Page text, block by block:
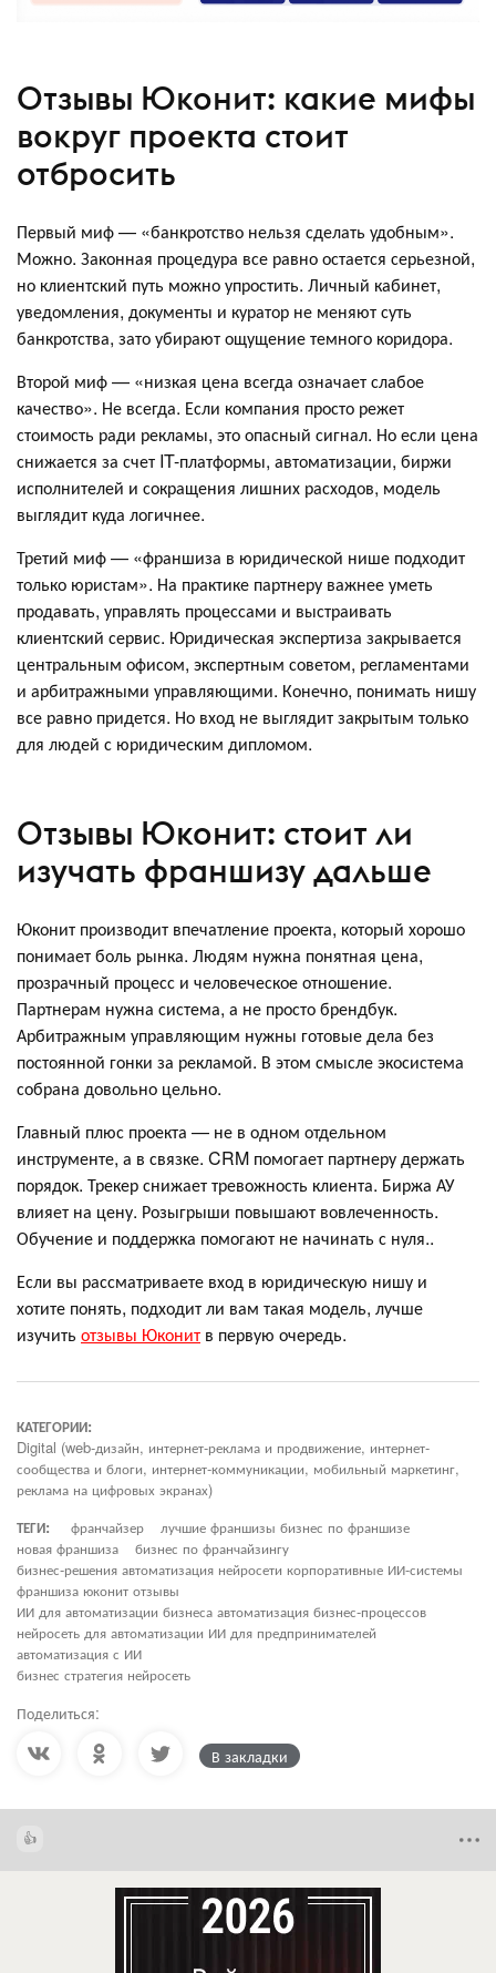
Отзывы Юконит: какие мифы
вокруг проекта стоит
отбросить
Первый миф — «банкротство нельзя сделать удобным».
Можно. Законная процедура все равно остается серьезной,
но клиентский путь можно упростить. Личный кабинет,
уведомления, документы и куратор не меняют суть
банкротства, зато убирают ощущение темного коридора.
Второй миф — «низкая цена всегда означает слабое
качество». Не всегда. Если компания просто режет
стоимость ради рекламы, это опасный сигнал. Но если цена
снижается за счет IT-платформы, автоматизации, биржи
исполнителей и сокращения лишних расходов, модель
выглядит куда логичнее.
Третий миф — «франшиза в юридической нише подходит
только юристам». На практике партнеру важнее уметь
продавать, управлять процессами и выстраивать
клиентский сервис. Юридическая экспертиза закрывается
центральным офисом, экспертным советом, регламентами
и арбитражными управляющими. Конечно, понимать нишу
все равно придется. Но вход не выглядит закрытым только
для людей с юридическим дипломом.
Отзывы Юконит: стоит ли
изучать франшизу дальше
Юконит производит впечатление проекта, который хорошо
понимает боль рынка. Людям нужна понятная цена,
прозрачный процесс и человеческое отношение.
Партнерам нужна система, а не просто брендбук.
Арбитражным управляющим нужны готовые дела без
постоянной гонки за рекламой. В этом смысле экосистема
собрана довольно цельно.
Главный плюс проекта — не в одном отдельном
инструменте, а в связке. CRM помогает партнеру держать
порядок. Трекер снижает тревожность клиента. Биржа АУ
влияет на цену. Розыгрыши повышают вовлеченность.
Обучение и поддержка помогают не начинать с нуля..
Если вы рассматриваете вход в юридическую нишу и
хотите понять, подходит ли вам такая модель, лучше
изучить отзывы Юконит в первую очередь.
КАТЕГОРИИ:
Digital (web-дизайн, интернет-реклама и продвижение, интернет-
сообщества и блоги, интернет-коммуникации, мобильный маркетинг,
реклама на цифровых экранах)
ТЕГИ:
франчайзер
лучшие франшизы бизнес по франшизе
новая франшиза
бизнес по франчайзингу
бизнес-решения автоматизация нейросети корпоративные ИИ-системы
франшиза юконит отзывы
ИИ для автоматизации бизнеса автоматизация бизнес-процессов
нейросеть для автоматизации ИИ для предпринимателей
автоматизация с ИИ
бизнес стратегия нейросеть
Поделиться:
В закладки